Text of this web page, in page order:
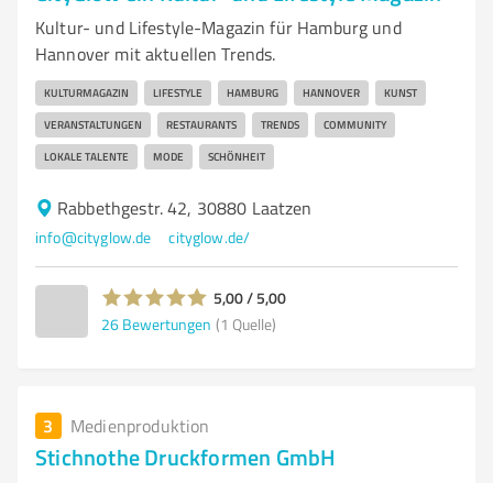
Kultur- und Lifestyle-Magazin für Hamburg und
Hannover mit aktuellen Trends.
KULTURMAGAZIN LIFESTYLE HAMBURG HANNOVER KUNST
VERANSTALTUNGEN RESTAURANTS TRENDS COMMUNITY
LOKALE TALENTE MODE SCHÖNHEIT
Rabbethgestr. 42, 30880 Laatzen
info@cityglow.de cityglow.de/
5,00 / 5,00
26 Bewertungen (1 Quelle)
3 Medienproduktion
Stichnothe Druckformen GmbH